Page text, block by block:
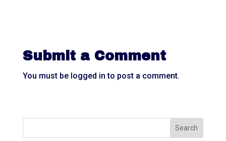
Submit a Comment
You must be logged in to post a comment.